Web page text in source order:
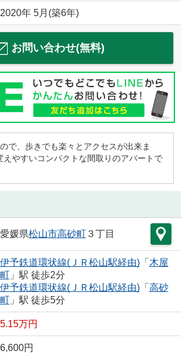
2020年 5月(築6年)
お問い合わせ(無料)
で、歩きでも楽々とアクセスが出来ま
えやすいコンパクトな間取りのアパートで
愛媛県松山市高砂町３丁目
伊予鉄道環状線(ＪＲ松山駅経由)「 木屋
町」駅 徒歩2分
伊予鉄道環状線(ＪＲ松山駅経由)「 高砂
町」駅 徒歩5分
5.15万円
6,600円